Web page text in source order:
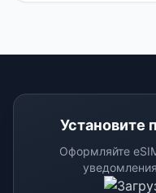
Установите
Оформляйте